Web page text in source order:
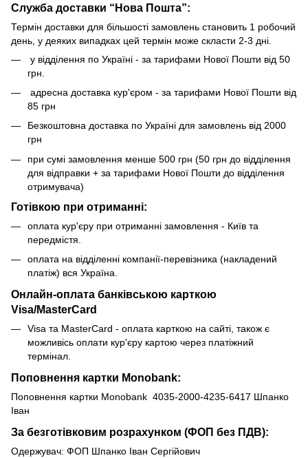
Служба доставки “Нова Пошта”:
Термін доставки для більшості замовлень становить 1 робочий
день, у деяких випадках цей термін може скласти 2-3 дні.
у відділення по Україні - за тарифами Нової Пошти від 50
грн.
адресна доставка кур'єром - за тарифами Нової Пошти від
85 грн
Безкоштовна доставка по Україні для замовлень від 2000
грн
при сумі замовлення менше 500 грн (50 грн до відділення
для відправки + за тарифами Нової Пошти до відділення
отримувача)
Готівкою при отриманні:
оплата кур'єру при отриманні замовлення - Київ та
передмістя.
оплата на відділенні компанії-перевізника (накладений
платіж) вся Україна.
Онлайн-оплата банківською карткою
Visa/MasterCard
Visa та MasterCard - оплата карткою на сайті, також є
можливісь оплати кур'єру картою через платіжний
термінал.
Поповнення картки Monobank:
Поповнення картки Monobank 4035-2000-4235-6417 Шпанко
Іван
За безготівковим розрахунком (ФОП без ПДВ):
Одержувач: ФОП Шпанко Іван Сергійович